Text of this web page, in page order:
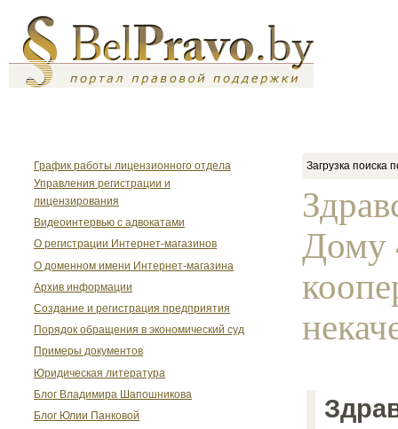
График работы лицензионного отдела
Управления регистрации и
лицензирования
Видеоинтервью с адвокатами
О регистрации Интернет-магазинов
О доменном имени Интернет-магазина
Архив информации
Создание и регистрация предприятия
Порядок обращения в экономический суд
Примеры документов
Юридическая литература
Блог Владимира Шапошникова
Блог Юлии Панковой
Загрузка поиска
Дому